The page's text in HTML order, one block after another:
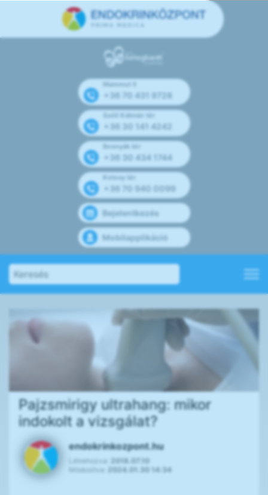
Mammut II
+36 70 431 9728
Széll Kálmán tér
+36 30 141 4242
Bosnyák tér
+36 30 434 1744
Kolosy tér
+36 70 940 0099
Bejelentkezés
Mobilapplikáció
Pajzsmirigy ultrahang: mikor
indokolt a vizsgálat?
endokrinkozpont.hu
Létrehozva:
2018.07.10
Módosítva:
2024.01.30 14:34